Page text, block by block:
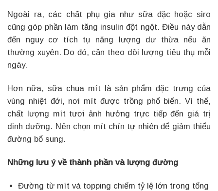
Ngoài ra, các chất phụ gia như sữa đặc hoặc siro
cũng góp phần làm tăng insulin đột ngột. Điều này dẫn
đến nguy cơ tích tụ năng lượng dư thừa nếu ăn
thường xuyên. Do đó, cần theo dõi lượng tiêu thụ mỗi
ngày.
Hơn nữa, sữa chua mít là sản phẩm đặc trưng của
vùng nhiệt đới, nơi mít được trồng phổ biến. Vì thế,
chất lượng mít tươi ảnh hưởng trực tiếp đến giá trị
dinh dưỡng. Nên chọn mít chín tự nhiên để giảm thiểu
đường bổ sung.
Những lưu ý về thành phần và lượng đường
Đường từ mít và topping chiếm tỷ lệ lớn trong tổng